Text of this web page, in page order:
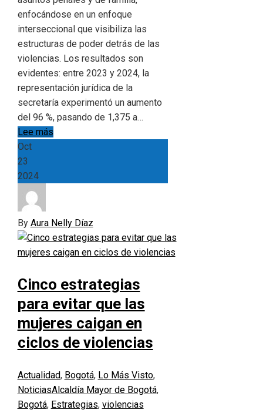
enfocándose en un enfoque
interseccional que visibiliza las
estructuras de poder detrás de las
violencias. Los resultados son
evidentes: entre 2023 y 2024, la
representación jurídica de la
secretaría experimentó un aumento
del 96 %, pasando de 1,375 a…
Lee más
Oct
23
2024
By Aura Nelly Díaz
Cinco estrategias
para evitar que las
mujeres caigan en
ciclos de violencias
Actualidad, Bogotá, Lo Más Visto,
NoticiasAlcaldía Mayor de Bogotá,
Bogotá, Estrategias, violencias